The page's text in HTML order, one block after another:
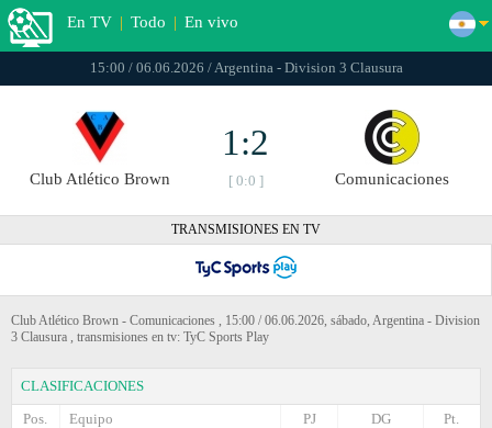
En TV | Todo | En vivo
15:00 / 06.06.2026 / Argentina - Division 3 Clausura
Club Atlético Brown
1:2
[ 0:0 ] Comunicaciones
TRANSMISIONES EN TV
Club Atlético Brown - Comunicaciones , 15:00 / 06.06.2026, sábado, Argentina - Division
3 Clausura , transmisiones en tv: TyC Sports Play
CLASIFICACIONES
Pos.
Equipo Pt.
DG
PJ